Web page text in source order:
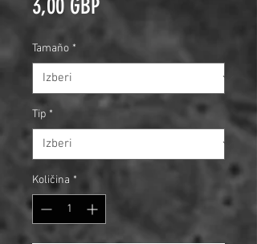
3,00 GBPPrice
Tamaño *
Tip *
Količina *